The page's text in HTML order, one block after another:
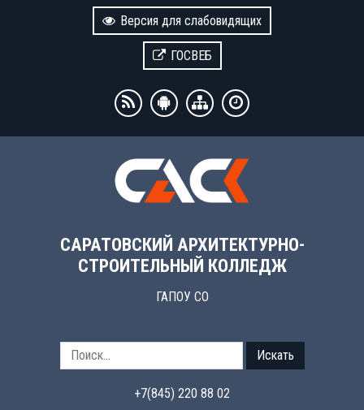
Версия для слабовидящих
ГОСВЕБ
САРАТОВСКИЙ АРХИТЕКТУРНО-
СТРОИТЕЛЬНЫЙ КОЛЛЕДЖ
ГАПОУ СО
Искать
+7(845) 220 88 02